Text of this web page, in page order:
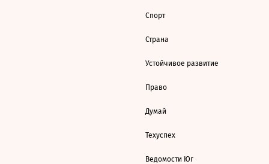
Спорт
Страна
Устойчивое развитие
Право
Думай
Техуспех
Ведомости Юг